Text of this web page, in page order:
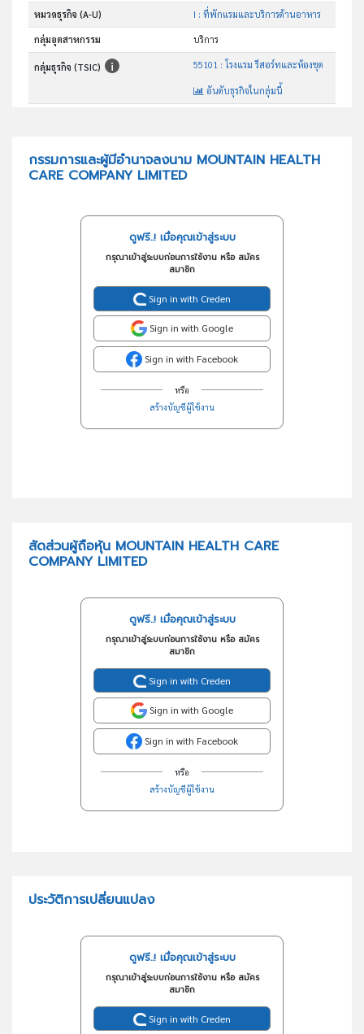
หมวดธุรกิจ (A-U) I : ที่พักแรมและบริการด้านอาหาร
กลุ่มอุตสาหกรรม บริการ
กลุ่มธุรกิจ (TSIC) 55101 : โรงแรม รีสอร์ทและห้องชุด
อันดับธุรกิจในกลุ่มนี้
กรรมการและผู้มีอำนาจลงนาม MOUNTAIN HEALTH
CARE COMPANY LIMITED
ดูฟรี..! เมื่อคุณเข้าสู่ระบบ
กรุณาเข้าสู่ระบบก่อนการใช้งาน หรือ สมัคร
สมาชิก
Sign in with Creden
Sign in with Google
Sign in with Facebook
หรือ
สร้างบัญชีผู้ใช้งาน
สัดส่วนผู้ถือหุ้น MOUNTAIN HEALTH CARE
COMPANY LIMITED
ดูฟรี..! เมื่อคุณเข้าสู่ระบบ
กรุณาเข้าสู่ระบบก่อนการใช้งาน หรือ สมัคร
สมาชิก
Sign in with Creden
Sign in with Google
Sign in with Facebook
หรือ
สร้างบัญชีผู้ใช้งาน
ประวัติการเปลี่ยนแปลง
ดูฟรี..! เมื่อคุณเข้าสู่ระบบ
กรุณาเข้าสู่ระบบก่อนการใช้งาน หรือ สมัคร
สมาชิก
Sign in with Creden